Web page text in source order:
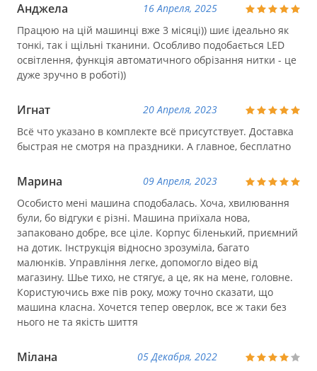
Анджела
16 Апреля, 2025
Працюю на цій машинці вже 3 місяці)) шиє ідеально як
тонкі, так і щільні тканини. Особливо подобається LED
освітлення, функція автоматичного обрізання нитки - це
дуже зручно в роботі))
Игнат
20 Апреля, 2023
Всё что указано в комплекте всё присутствует. Доставка
быстрая не смотря на праздники. А главное, бесплатно
Марина
09 Апреля, 2023
Особисто мені машина сподобалась. Хоча, хвилювання
були, бо відгуки є різні. Машина приїхала нова,
запаковано добре, все ціле. Корпус біленький, приємний
на дотик. Інструкція відносно зрозуміла, багато
малюнків. Управління легке, допомогло відео від
магазину. Шье тихо, не стягує, а це, як на мене, головне.
Користуючись вже пів року, можу точно сказати, що
машина класна. Хочется тепер оверлок, все ж таки без
нього не та якість шиття
Мілана
05 Декабря, 2022